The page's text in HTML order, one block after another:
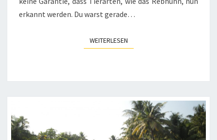
erkannt werden. Du warst gerade…
WEITERLESENWEITERLESEN